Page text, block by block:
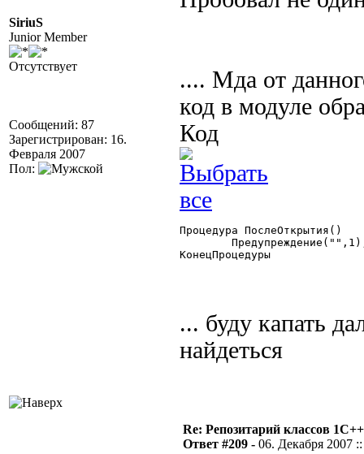
SiriuS
Junior Member
Отсутствует
Сообщений: 87
Зарегистрирован: 16.
Февраля 2007
Пол:
.... Мда от
код в модуле
Код
Процедура ПослеОткрытия()
КонецПроцедуры
... буду капать
найдеться
Re: Репозитарий классов
Ответ #209 - 06. Декабря 2007